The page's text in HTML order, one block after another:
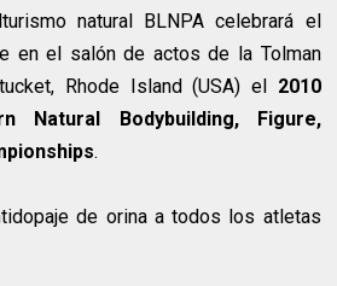
natural BLNPA celebrará el
en el salón de actos de la Tolman
Rhode Island (USA) el 2010
Natural Bodybuilding, Figure,
.
de orina a todos los atletas